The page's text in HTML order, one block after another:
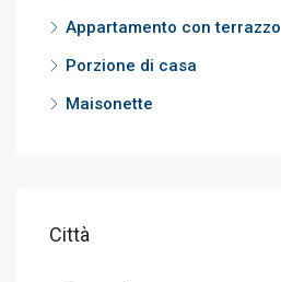
Appartamento con terrazzo
Porzione di casa
Maisonette
Città